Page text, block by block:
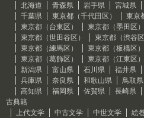
北海道
青森県 岩手県
宮城県
千葉県
東京都（千代田区）
東京
東京都（台東区）
東京都（墨田区）
東京都（世田谷区）
東京都（渋谷
東京都（練馬区）
東京都（板橋区）
東京都（葛飾区）
東京都（江東区）
新潟県
富山県 石川県
福井県
兵庫県
奈良県 和歌山県
鳥取県
高知県
福岡県 佐賀県
長崎県
古典籍
上代文学
中古文学 中世文学
絵